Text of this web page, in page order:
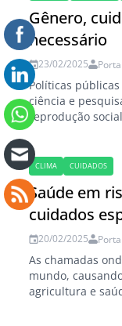
Gênero,
necessário
23/02/2025
Políticas
ciência e
reprodução
CLIMA CUIDADOS
Saúde em
cuidados
20/02/2025
As chamadas
mundo,
agricultura e